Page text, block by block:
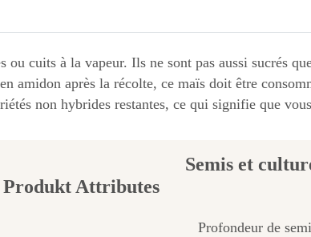
cuits à la vapeur. Ils ne sont pas aussi sucrés
amidon après la récolte, ce maïs doit être
non hybrides restantes, ce qui signifie que
Semis et
Profondeur de